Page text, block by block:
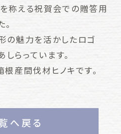
称える祝賀会での贈答用
の魅力を活かしたロゴ
らっています。
産間伐材ヒノキです。
へ戻る